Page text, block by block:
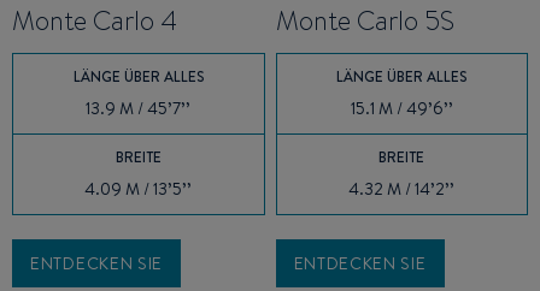
Monte Carlo 4
LÄNGE ÜBER ALLES
13.9 M / 45’7’’
BREITE
4.09 M / 13’5’’
ENTDECKEN SIE
Monte Carlo 5S
LÄNGE ÜBER ALLES
15.1 M / 49’6’’
BREITE
4.32 M / 14’2’’
ENTDECKEN SIE